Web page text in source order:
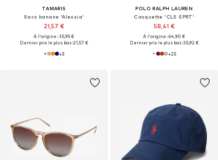
TAMARIS
Sacs banane 'Alessia'
21,57 €
À l'origine : 35,95 €
Dernier prix le plus bas :21,57 €
+3
POLO RALPH LAUREN
Casquette 'CLS SPRT'
58,41 €
À l'origine : 64,90 €
Dernier prix le plus bas :35,92 €
+25